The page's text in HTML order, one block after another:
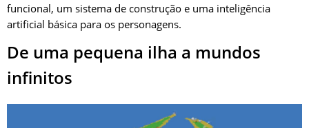
funcional, um sistema de construção e uma inteligência
artificial básica para os personagens.
De uma pequena ilha a mundos
infinitos